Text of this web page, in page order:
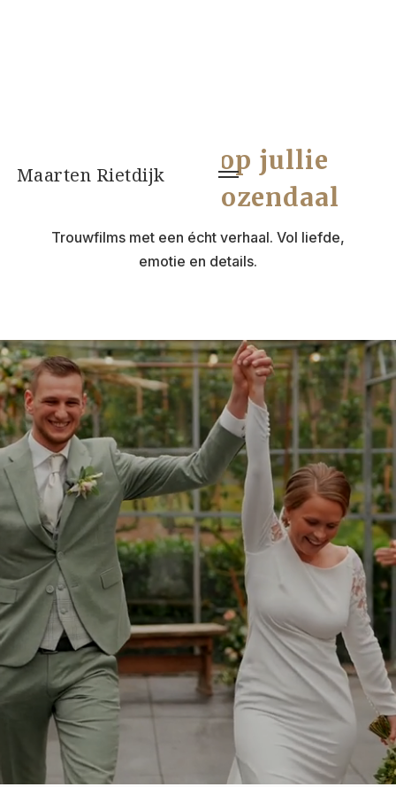
Maarten Rietdijk
Videograaf op jullie
bruiloft in Rozendaal
Trouwfilms met een écht verhaal. Vol liefde,
emotie en details.